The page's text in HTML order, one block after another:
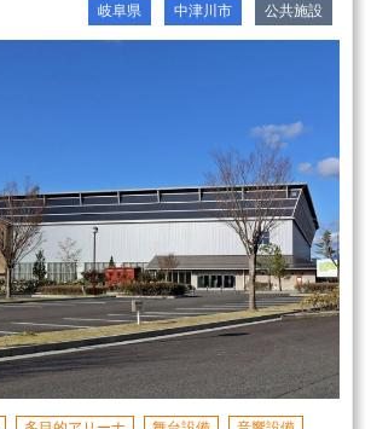
岐阜県 中津川市 公共施設